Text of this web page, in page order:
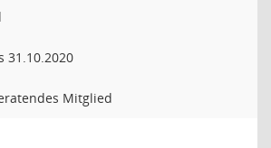
31.10.2020
Mitglied